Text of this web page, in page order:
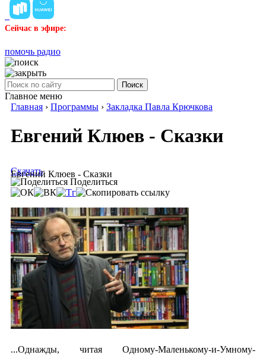
Сейчас в эфире:
помочь радио
Поиск
Главное меню
Главная › Программы › Закладка Павла Крючкова
Евгений Клюев - Сказки
Евгений Клюев - Сказки
Скачать
Поделиться
...Однажды, читая Одному-Маленькому-и-Умному-